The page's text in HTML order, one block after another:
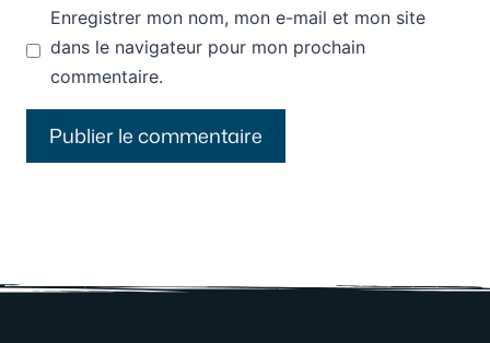
Enregistrer mon nom, mon e-mail et mon site
dans le navigateur pour mon prochain
commentaire.